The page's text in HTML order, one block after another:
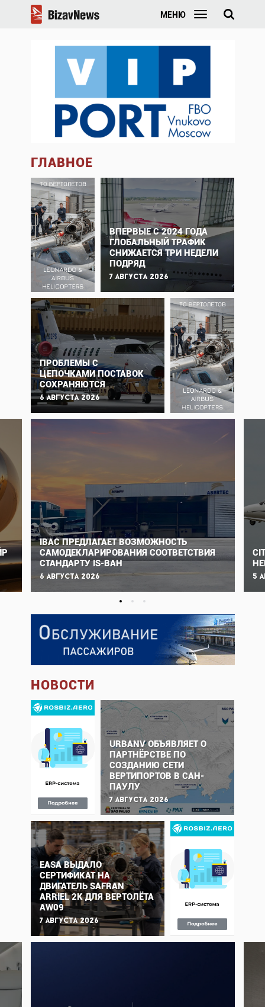
МЕНЮ
ГЛАВНОЕ
ВПЕРВЫЕ С 2024 ГОДА
ГЛОБАЛЬНЫЙ ТРАФИК
СНИЖАЕТСЯ ТРИ НЕДЕЛИ
ПОДРЯД
7 августа 2026
ПРОБЛЕМЫ С
ЦЕПОЧКАМИ ПОСТАВОК
СОХРАНЯЮТСЯ
6 августа 2026
IBAC ПРЕДЛАГАЕТ ВОЗМОЖНОСТЬ
САМОДЕКЛАРИРОВАНИЯ СООТВЕТСТВИЯ
СТАНДАРТУ IS-BAH
6 августа 2026 5
НОВОСТИ
URBANV ОБЪЯВЛЯЕТ О
ПАРТНЁРСТВЕ ПО
СОЗДАНИЮ СЕТИ
ВЕРТИПОРТОВ В САН-
ПАУЛУ
7 августа 2026
EASA ВЫДАЛО
СЕРТИФИКАТ НА
ДВИГАТЕЛЬ SAFRAN
ARRIEL 2K ДЛЯ ВЕРТОЛЁТА
AW09
7 августа 2026